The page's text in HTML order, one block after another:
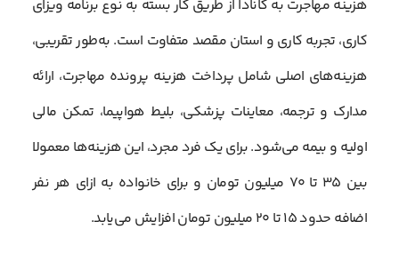
هزینه مهاجرت به کانادا از طریق کار بسته به نوع برنامه ویزای
کاری، تجربه کاری و استان مقصد متفاوت است. به‌طور تقریبی،
هزینه‌های اصلی شامل پرداخت هزینه پرونده مهاجرت، ارائه
مدارک و ترجمه، معاینات پزشکی، بلیط هواپیما، تمکن مالی
اولیه و بیمه می‌شود. برای یک فرد مجرد، این هزینه‌ها معمولا
بین ۳۵ تا ۷۰ میلیون تومان و برای خانواده به ازای هر نفر
اضافه حدود ۱۵ تا ۲۰ میلیون تومان افزایش می‌یابد.